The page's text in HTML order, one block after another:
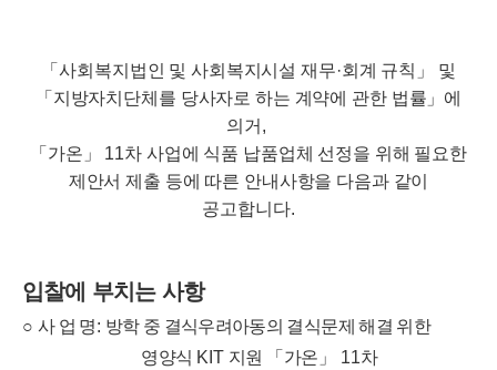
「사회복지법인 및 사회복지시설 재무·회계 규칙 」 및
「 지방자치단체를 당사자로 하는 계약에 관한 법률 」 에
의거 ,
「 가온 」 11차 사업에 식품 납품업체 선정을 위해 필요한
제안서 제출 등에 따른 안내사항을 다음과 같이
공고합니다.
입찰에 부치는 사항
○ 사 업 명: 방학 중 결식우려아동의 결식문제 해결 위한
영양식 KIT 지원 「 가온 」 11차